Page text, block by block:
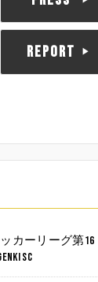
REPORT
カーリーグ第16
SC